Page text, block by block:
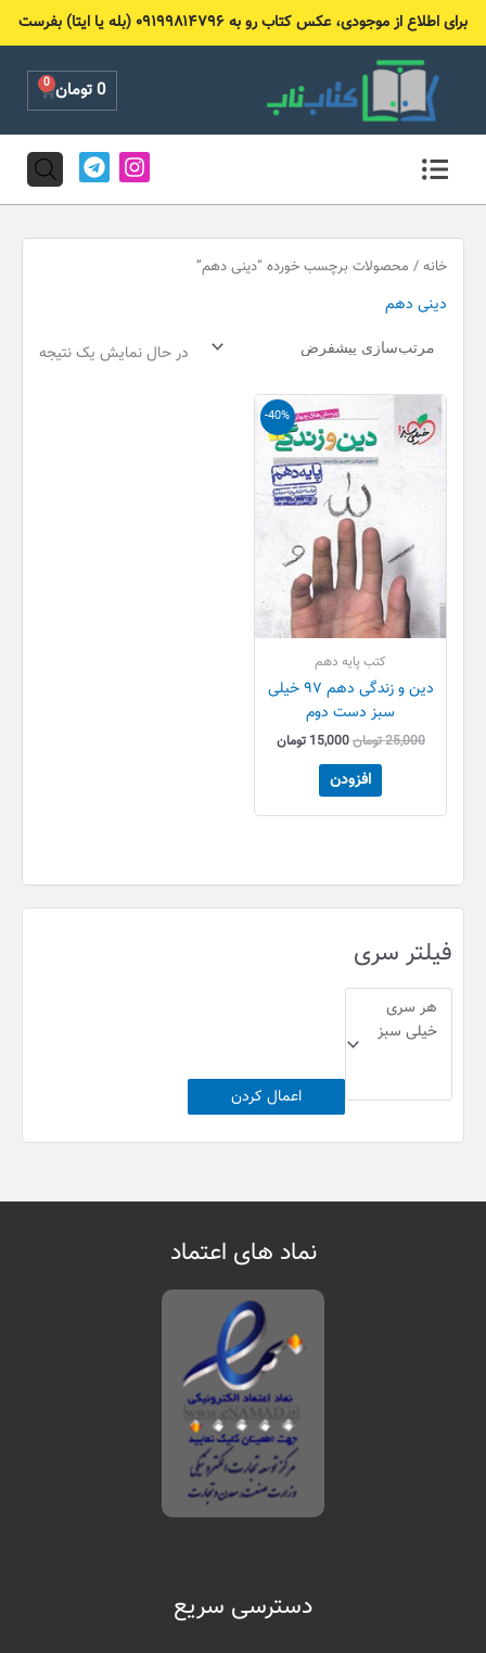
برای اطلاع از موجودی، عکس کتاب رو به ۰۹۱۹۹۸۱۴۷۹۶ (بله یا ایتا) بفرست
0تومان 0
Cart
I
n
s
a
T
e
l
g
فیلتر سری
اعمال کردن
خانه / محصولات برچسب خورده “دینی دهم”
دینی دهم
در حال نمایش یک نتیجه
-40%
کتب پایه دهم
دین و زندگی دهم ۹۷ خیلی
سبز دست دوم
25,000تومان
قیمت
اصلی
25,000 تومان
بود.
15,000 تومان
قیمت
فعلی
است.
افزودن
نماد های اعتماد
دسترسی سریع